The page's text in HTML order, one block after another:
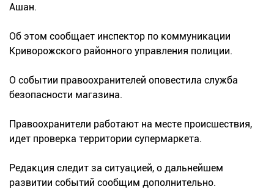
Ашан.
Об этом сообщает инспектор по коммуникации
Криворожского районного управления полиции.
О событии правоохранителей оповестила служба
безопасности магазина.
Правоохранители работают на месте происшествия,
идет проверка территории супермаркета.
Редакция следит за ситуацией, о дальнейшем
развитии событий сообщим дополнительно.